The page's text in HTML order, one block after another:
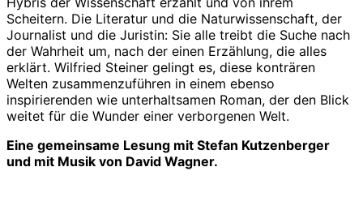
Scheitern. Die Literatur und die Naturwissenschaft, der
Journalist und die Juristin: Sie alle treibt die Suche nach
der Wahrheit um, nach der einen Erzählung, die alles
erklärt. Wilfried Steiner gelingt es, diese konträren
Welten zusammenzuführen in einem ebenso
inspirierenden wie unterhaltsamen Roman, der den Blick
weitet für die Wunder einer verborgenen Welt.
Eine gemeinsame Lesung mit Stefan Kutzenberger
und mit Musik von David Wagner.